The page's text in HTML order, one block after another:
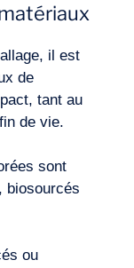
il est
de
tant au
de vie.
sont
biosourcés
ou